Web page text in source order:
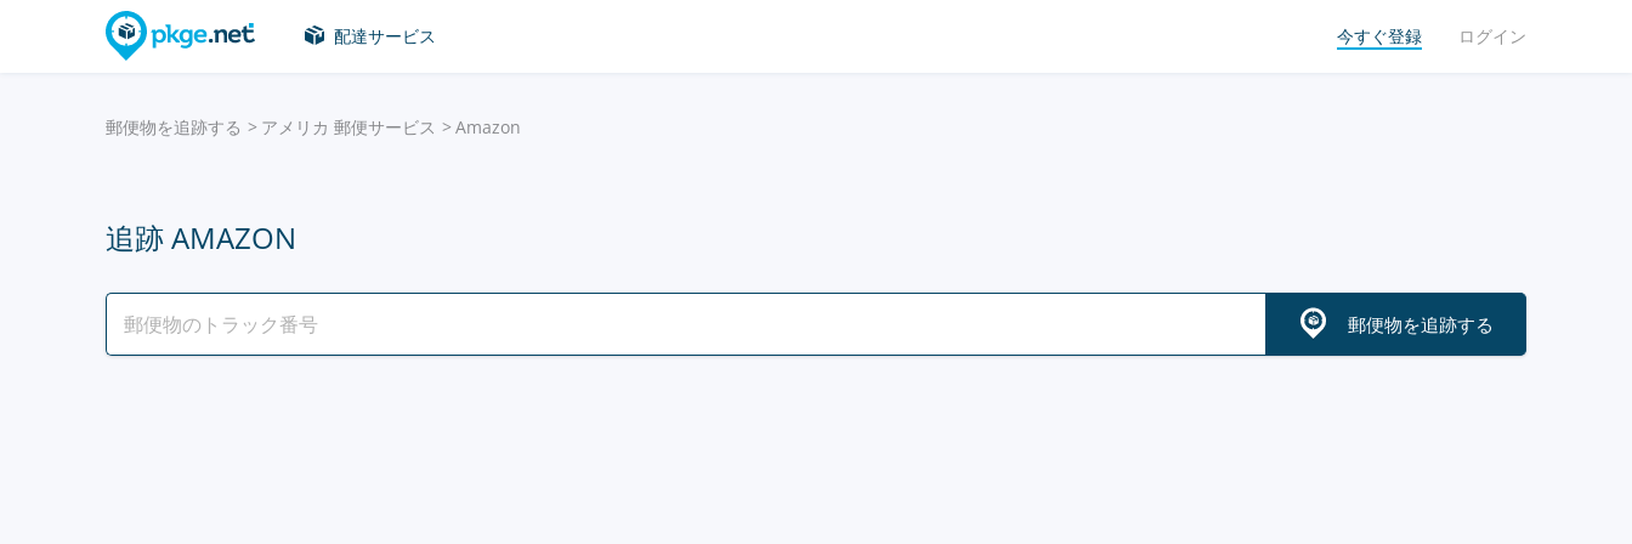
配達サービス 今すぐ登録 ログイン
郵便物を追跡する アメリカ 郵便サービス Amazon
追跡 AMAZON
郵便物を追跡する